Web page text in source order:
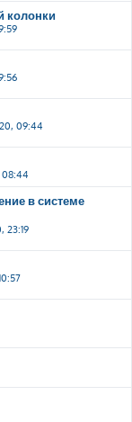
колонки
09:44
в системе
23:19